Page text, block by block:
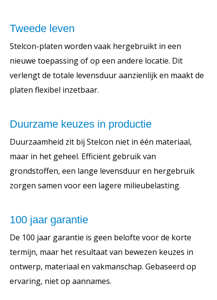
Tweede leven
Stelcon-platen worden vaak hergebruikt in een
nieuwe toepassing of op een andere locatie. Dit
verlengt de totale levensduur aanzienlijk en maakt de
platen flexibel inzetbaar.
Duurzame keuzes in productie
Duurzaamheid zit bij Stelcon niet in één materiaal,
maar in het geheel. Efficiënt gebruik van
grondstoffen, een lange levensduur en hergebruik
zorgen samen voor een lagere milieubelasting.
100 jaar garantie
De 100 jaar garantie is geen belofte voor de korte
termijn, maar het resultaat van bewezen keuzes in
ontwerp, materiaal en vakmanschap. Gebaseerd op
ervaring, niet op aannames.